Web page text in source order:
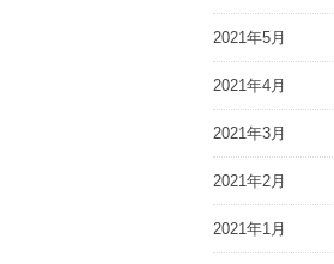
2021年5月
2021年4月
2021年3月
2021年2月
2021年1月